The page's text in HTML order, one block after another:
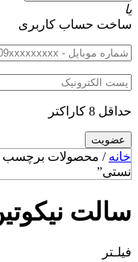
یا
ساخت حساب کاربری
حداقل 8 کاراکتر
خانه / محصولات برچسب
نستی”
سالت
فیلـتر